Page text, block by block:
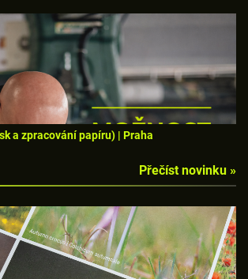
a zpracování papíru) | Praha
Přečíst novinku »